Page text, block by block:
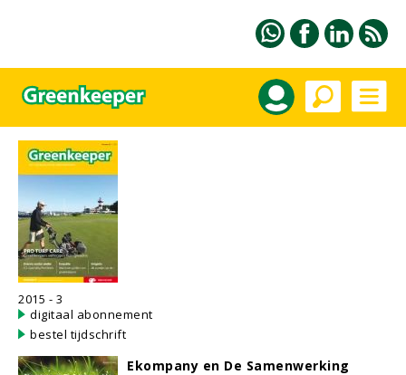
2015 - 3
digitaal abonnement
bestel tijdschrift
Ekompany en De Samenwerking